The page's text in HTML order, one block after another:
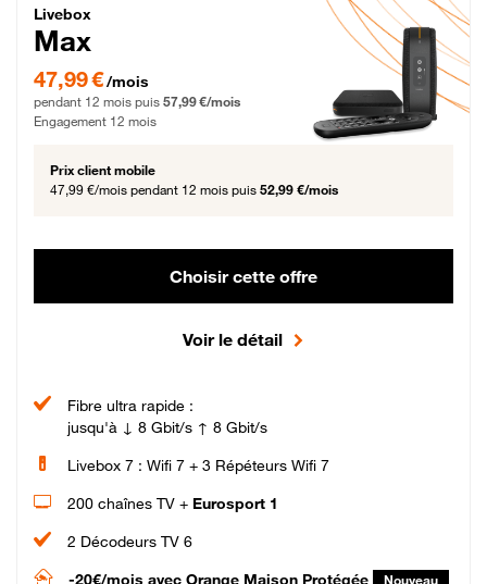
Livebox Max Fibre
Livebox
Max
47,99 € par mois pendant 12 mois puis 57,99 € par mois, Engagement 12 mois
47,99 €/mois
pendant 12 mois puis 57,99 €/mois
Engagement 12 mois
Prix client mobile
47,99 €/mois pendant 12 mois puis 52,99 €/mois
Choisir cette offre
Voir le détail
Fibre ultra rapide :
jusqu'à ↓ 8 Gbit/s ↑ 8 Gbit/s
Livebox 7 : Wifi 7 + 3 Répéteurs Wifi 7
200 chaînes TV + Eurosport 1
2 Décodeurs TV 6
-20€/mois avec Orange Maison Protégée Nouveau